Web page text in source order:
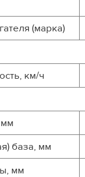
(марка)
км/ч
база, мм
мм